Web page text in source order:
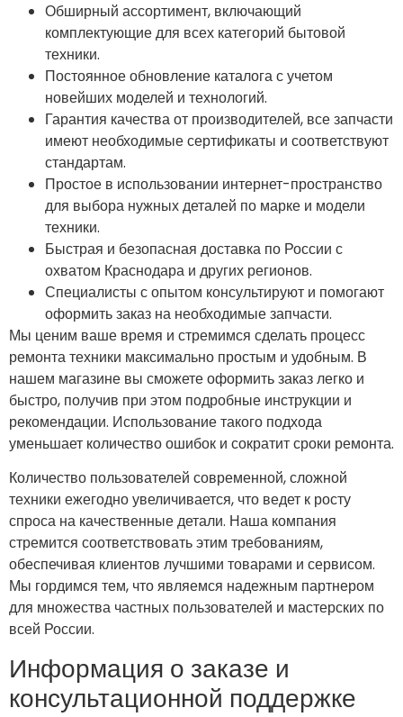
Обширный ассортимент, включающий
комплектующие для всех категорий бытовой
техники.
Постоянное обновление каталога с учетом
новейших моделей и технологий.
Гарантия качества от производителей, все запчасти
имеют необходимые сертификаты и соответствуют
стандартам.
Простое в использовании интернет-пространство
для выбора нужных деталей по марке и модели
техники.
Быстрая и безопасная доставка по России с
охватом Краснодара и других регионов.
Специалисты с опытом консультируют и помогают
оформить заказ на необходимые запчасти.
Мы ценим ваше время и стремимся сделать процесс
ремонта техники максимально простым и удобным. В
нашем магазине вы сможете оформить заказ легко и
быстро, получив при этом подробные инструкции и
рекомендации. Использование такого подхода
уменьшает количество ошибок и сократит сроки ремонта.
Количество пользователей современной, сложной
техники ежегодно увеличивается, что ведет к росту
спроса на качественные детали. Наша компания
стремится соответствовать этим требованиям,
обеспечивая клиентов лучшими товарами и сервисом.
Мы гордимся тем, что являемся надежным партнером
для множества частных пользователей и мастерских по
всей России.
Информация о заказе и
консультационной поддержке